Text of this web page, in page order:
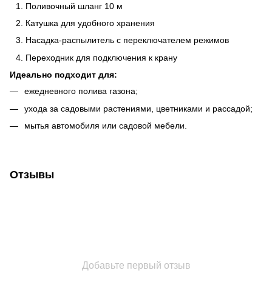
Поливочный шланг 10 м
Катушка для удобного хранения
Насадка-распылитель с переключателем режимов
Переходник для подключения к крану
Идеально подходит для:
ежедневного полива газона;
ухода за садовыми растениями, цветниками и рассадой;
мытья автомобиля или садовой мебели.
Отзывы
Добавьте первый отзыв